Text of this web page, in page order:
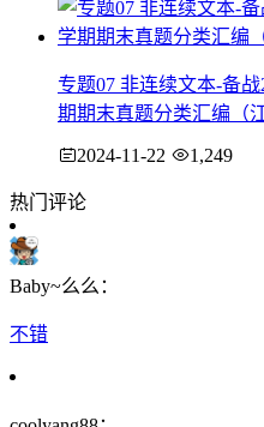
专题07 非连续文本-备
期期末真题分类汇编（
2024-11-22 1,249
热门评论
Baby~么么：
不错